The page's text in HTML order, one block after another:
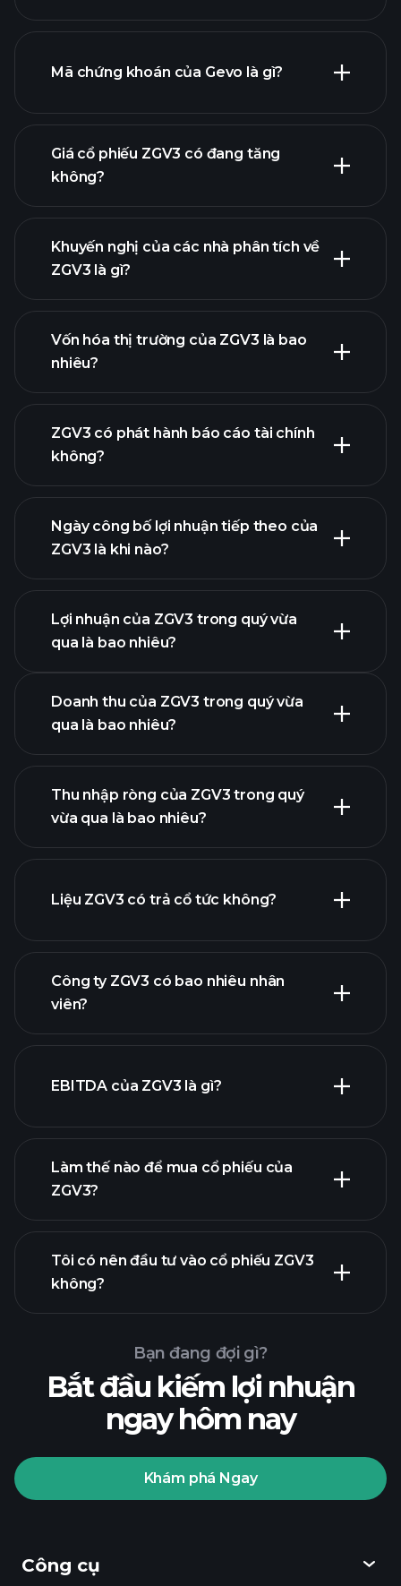
Mã chứng khoán của Gevo là gì?
Giá cổ phiếu ZGV3 có đang tăng
không?
Khuyến nghị của các nhà phân tích về
ZGV3 là gì?
Vốn hóa thị trường của ZGV3 là bao
nhiêu?
danh sách
cổ phiếu của chúng tôi
ZGV3 có phát hành báo cáo tài chính
không?
tài chính của
ZGV3
Ngày công bố lợi nhuận tiếp theo của
ZGV3 là khi nào?
Lịch công bố lợi nhuận
Lợi nhuận của ZGV3 trong quý vừa
qua là bao nhiêu?
lợi nhuận của ZGV3
Doanh thu của ZGV3 trong quý vừa
qua là bao nhiêu?
cáo tài chính
Thu nhập ròng của ZGV3 trong quý
vừa qua là bao nhiêu?
báo cáo tài chính
Liệu ZGV3 có trả cổ tức không?
Công ty ZGV3 có bao nhiêu nhân
viên?
nhà tuyển dụng lớn nhất
EBITDA của ZGV3 là gì?
báo cáo
tài chính
Làm thế nào để mua cổ phiếu của
ZGV3?
Playtrade
Tournaments
nhà môi
Tôi có nên đầu tư vào cổ phiếu ZGV3
không?
thông tin thị trường hàng ngày sử dụng
Bạn đang đợi gì?
Bắt đầu kiếm lợi nhuận
ngay hôm nay
Khám phá Ngay
Công cụ